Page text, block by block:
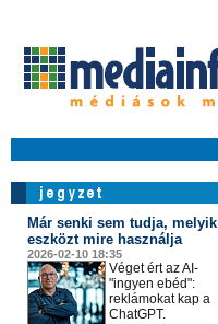
Már senki sem tudja, melyik
eszközt mire használja
2026-02-10 18:35
Véget ért az AI-
"ingyen ebéd":
reklámokat kap a
ChatGPT.